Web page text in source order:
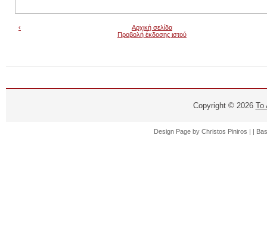
‹
Αρχική σελίδα
Προβολή έκδοσης ιστού
Copyright © 2026 Το
Design Page by Christos Piniros | |